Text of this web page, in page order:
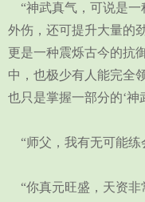
“神武真气，可说是一
外伤，还可提升大量的
更是一种震烁古今的抗
中，也极少有人能完全
也只是掌握一部分的‘神
“师父，我有无可能练
“你真元旺盛，天资非